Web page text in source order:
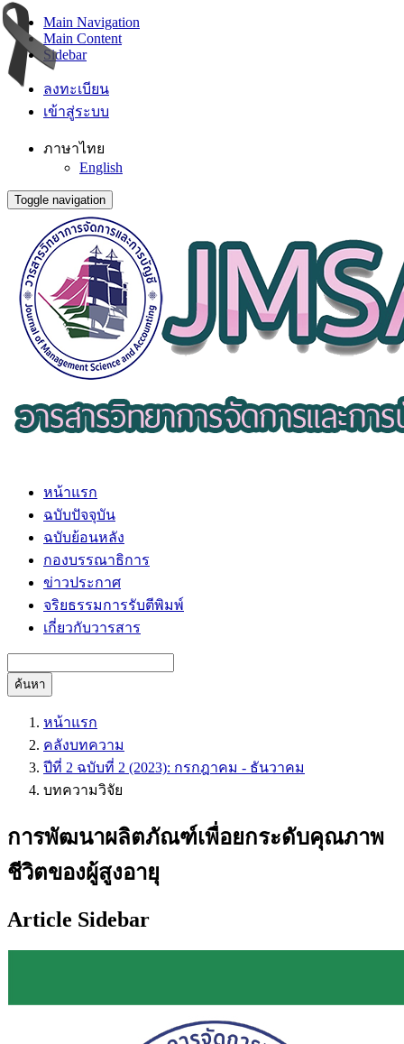
Main Navigation
Main Content
Sidebar
ลงทะเบียน
เข้าสู่ระบบ
ภาษาไทย
English
Toggle navigation
หน้าแรก
ฉบับปัจจุบัน
ฉบับย้อนหลัง
กองบรรณาธิการ
ข่าวประกาศ
จริยธรรมการรับตีพิมพ์
เกี่ยวกับวารสาร
ค้นหา
หน้าแรก
คลังบทความ
ปีที่ 2 ฉบับที่ 2 (2023): กรกฎาคม - ธันวาคม
บทความวิจัย
การพัฒนาผลิตภัณฑ์เพื่อยกระดับคุณภาพ
ชีวิตของผู้สูงอายุ
Article Sidebar